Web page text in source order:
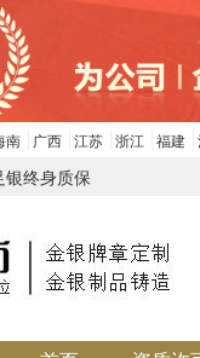
南 广西 江苏 浙江 福建
终身质保